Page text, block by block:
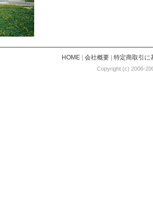
HOME| 会社概要| 特定商取引に
Copyright (c) 2006-